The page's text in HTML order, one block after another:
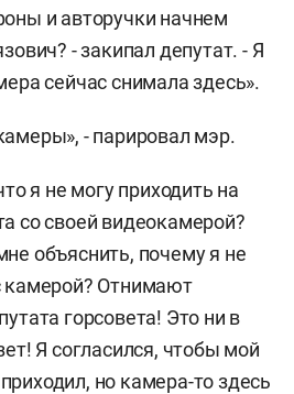
и авторучки начнем
- закипал депутат. - Я
сейчас снимала здесь».
- парировал мэр.
я не могу приходить на
со своей видеокамерой?
объяснить, почему я не
камерой? Отнимают
горсовета! Это ни в
Я согласился, чтобы мой
но камера-то здесь